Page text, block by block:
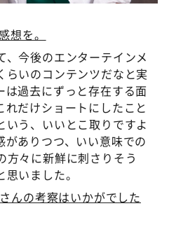
想を。
、今後のエンターテインメ
らいのコンテンツだなと実
過去にずっと存在する面
れだけショートにしたこと
いう、いいとこ取りですよ
ありつつ、いい意味での
方々に新鮮に刺さりそう
いました。
んの考察はいかがでした